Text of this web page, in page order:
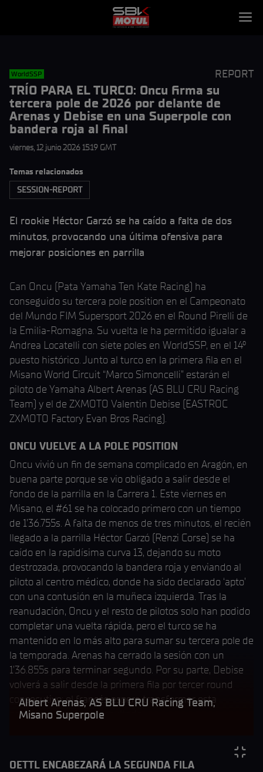
WorldSSP REPORT
TRÍO PARA EL TURCO: Oncu firma su
tercera pole de 2026 por delante de
Arenas y Debise en una Superpole con
bandera roja al final
viernes, 12 junio 2026 15:19 GMT
Temas relacionados
SESSION-REPORT
El rookie Héctor Garzó se ha caído a falta de dos
minutos, provocando una última ofensiva para
mejorar posiciones en parrilla
Can Oncu (Pata Yamaha Ten Kate Racing) ha
conseguido su tercera pole position en el Campeonato
del Mundo FIM Supersport 2026 en el Round Pirelli de
la Emilia-Romagna. Su vuelta le ha permitido igualar a
Andrea Locatelli con siete poles en WorldSSP, en el 14º
puesto histórico. Junto al turco en la primera fila en el
Misano World Circuit “Marco Simoncelli” estarán el
piloto de Yamaha Albert Arenas (AS BLU CRU Racing
Team) y el de ZXMOTO Valentin Debise (EASTROC
ZXMOTO Factory Evan Bros Racing).
ONCU VUELVE A LA POLE POSITION
Oncu vivió un fin de semana complicado en Aragón, en
buena parte porque se vio obligado a salir desde el
fondo de la parrilla en la Carrera 1. Este viernes en
Misano, el #61 se ha colocado primero con un tiempo
de 1’36.755s. A falta de menos de tres minutos, el recién
llegado a la parrilla Héctor Garzó (Renzi Corse) se ha
caído en la rapidísima curva 13, dejando su moto
destrozada, provocando la bandera roja y enviando al
piloto al centro médico, donde ha sido declarado ‘apto’
con una contusión en la muñeca izquierda. Tras la
reanudación, Oncu y el resto de pilotos solo han podido
completar una vuelta rápida, pero el turco se ha
mantenido en lo más alto para sumar su tercera pole de
la temporada. Arenas ha cerrado la sesión con un
1’36.855s para terminar segundo. Por su parte, Debise
volverá a salir desde la primera fila por tercer round
consecutivo; el francés espera transformar esta
posición en un buen resultado.
Albert Arenas, AS BLU CRU Racing Team,
Misano Superpole
OETTL ENCABEZARÁ LA SEGUNDA FILA